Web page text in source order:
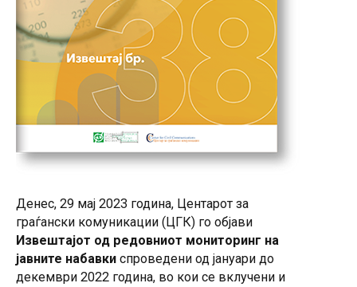
Денес, 29 мај 2023 година, Центарот за
граѓански комуникации (ЦГК) го објави
Извештајот од редовниот мониторинг на
јавните набавки спроведени од јануари до
декември 2022 година, во кои се вклучени и